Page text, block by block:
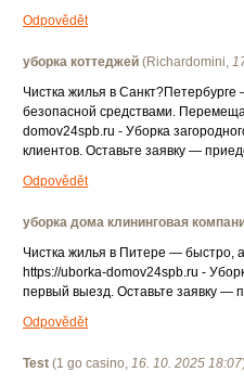
Odpovědět
уборка коттеджей (Richardomini,
Чистка жилья в Санкт?Петербурге
безопасной средствами.
domov24spb.ru - Уборка
клиентов. Оставьте заявку —
Odpovědět
уборка дома клининговая
Чистка жилья в Питере — быстро,
https://uborka-domov24spb.ru -
первый выезд. Оставьте заявку —
Odpovědět
Test (1 go casino, 16. 10. 2025 18:07